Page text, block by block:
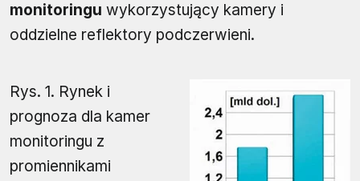
monitoringu wykorzystujący kamery i
oddzielne reflektory podczerwieni.
Rys. 1. Rynek i
prognoza dla kamer
monitoringu z
promiennikami